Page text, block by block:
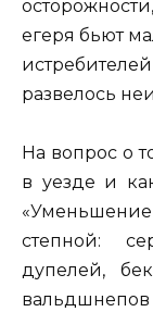
егеря бьют
развелось
На вопрос о
в уезде и
степной:
дупелей,